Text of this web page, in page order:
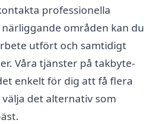
professionella
områden kan du
utfört och samtidigt
Våra tjänster på takbyte-
enkelt för dig att få flera
det alternativ som